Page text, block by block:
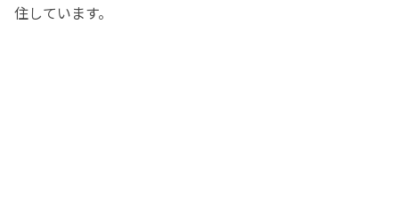
住しています。